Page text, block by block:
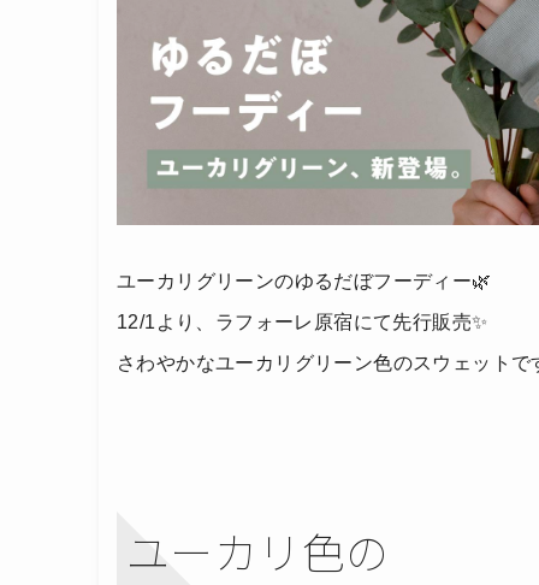
ユーカリグリーンのゆるだぼフーディー🌿
12/1より、ラフォーレ原宿にて先行販売✨
さわやかなユーカリグリーン色のスウェットで
ユーカリ色の